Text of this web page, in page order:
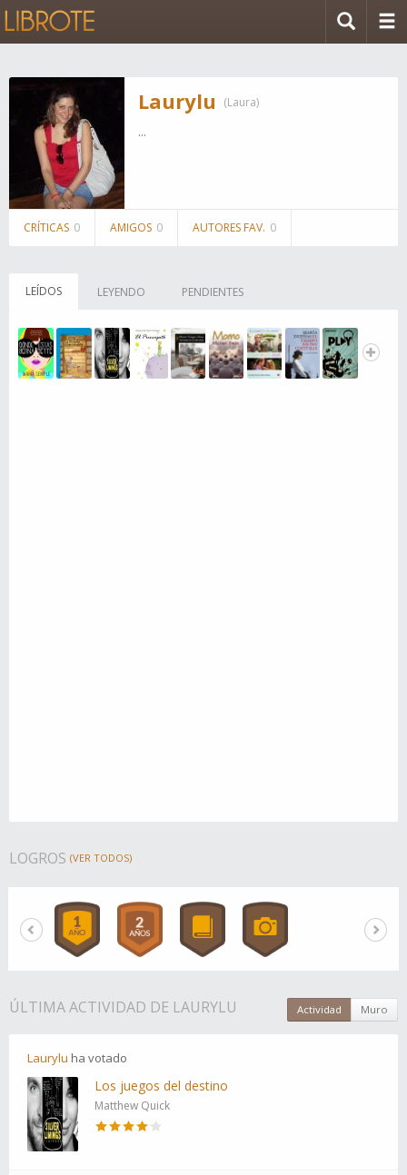
Laurylu (Laura)
...
CRÍTICAS 0 AMIGOS 0 AUTORES FAV. 0
LEÍDOS LEYENDO PENDIENTES
LOGROS (VER TODOS)
Actividad Muro
ÚLTIMA ACTIVIDAD DE LAURYLU
Laurylu ha votado
Los juegos del destino
Matthew Quick